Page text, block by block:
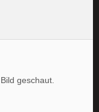
geschaut.